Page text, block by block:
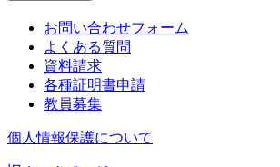
お問い合わせフォーム
よくある質問
資料請求
各種証明書申請
教員募集
個人情報保護について